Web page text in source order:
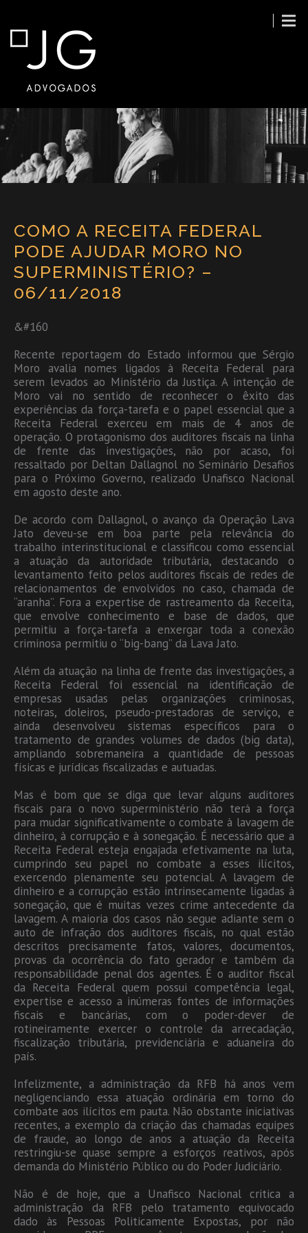
COMO A RECEITA FEDERAL
PODE AJUDAR MORO NO
SUPERMINISTÉRIO? –
06/11/2018
&#160
Recente reportagem do Estado informou que Sérgio
Moro avalia nomes ligados à Receita Federal para
serem levados ao Ministério da Justiça. A intenção de
Moro vai no sentido de reconhecer o êxito das
experiências da força-tarefa e o papel essencial que a
Receita Federal exerceu em mais de 4 anos de
operação. O protagonismo dos auditores fiscais na linha
de frente das investigações, não por acaso, foi
ressaltado por Deltan Dallagnol no Seminário Desafios
para o Próximo Governo, realizado Unafisco Nacional
em agosto deste ano.
De acordo com Dallagnol, o avanço da Operação Lava
Jato deveu-se em boa parte pela relevância do
trabalho interinstitucional e classificou como essencial
a atuação da autoridade tributária, destacando o
levantamento feito pelos auditores fiscais de redes de
relacionamentos de envolvidos no caso, chamada de
“aranha”. Fora a expertise de rastreamento da Receita,
que envolve conhecimento e base de dados, que
permitiu a força-tarefa a enxergar toda a conexão
criminosa permitiu o “big-bang” da Lava Jato.
Além da atuação na linha de frente das investigações, a
Receita Federal foi essencial na identificação de
empresas usadas pelas organizações criminosas,
noteiras, doleiros, pseudo-prestadoras de serviço, e
ainda desenvolveu sistemas específicos para o
tratamento de grandes volumes de dados (big data),
ampliando sobremaneira a quantidade de pessoas
físicas e jurídicas fiscalizadas e autuadas.
Mas é bom que se diga que levar alguns auditores
fiscais para o novo superministério não terá a força
para mudar significativamente o combate à lavagem de
dinheiro, à corrupção e à sonegação. É necessário que a
Receita Federal esteja engajada efetivamente na luta,
cumprindo seu papel no combate a esses ilícitos,
exercendo plenamente seu potencial. A lavagem de
dinheiro e a corrupção estão intrinsecamente ligadas à
sonegação, que é muitas vezes crime antecedente da
lavagem. A maioria dos casos não segue adiante sem o
auto de infração dos auditores fiscais, no qual estão
descritos precisamente fatos, valores, documentos,
provas da ocorrência do fato gerador e também da
responsabilidade penal dos agentes. É o auditor fiscal
da Receita Federal quem possui competência legal,
expertise e acesso a inúmeras fontes de informações
fiscais e bancárias, com o poder-dever de
rotineiramente exercer o controle da arrecadação,
fiscalização tributária, previdenciária e aduaneira do
país.
Infelizmente, a administração da RFB há anos vem
negligenciando essa atuação ordinária em torno do
combate aos ilícitos em pauta. Não obstante iniciativas
recentes, a exemplo da criação das chamadas equipes
de fraude, ao longo de anos a atuação da Receita
restringiu-se quase sempre a esforços reativos, após
demanda do Ministério Público ou do Poder Judiciário.
Não é de hoje, que a Unafisco Nacional critica a
administração da RFB pelo tratamento equivocado
dado às Pessoas Politicamente Expostas, por não